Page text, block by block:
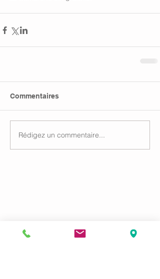
Commentaires
Rédigez un commentaire...
Contact